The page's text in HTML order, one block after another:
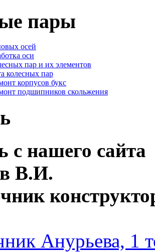
пары
осей
оси
пар и их элементов
колесных пар
корпусов букс
подшипников скольжения
с нашего сайта
В.И.
Анурьева, 1